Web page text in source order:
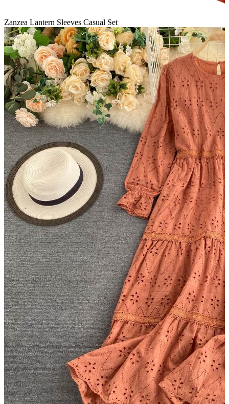
Zanzea Lantern Sleeves Casual Set